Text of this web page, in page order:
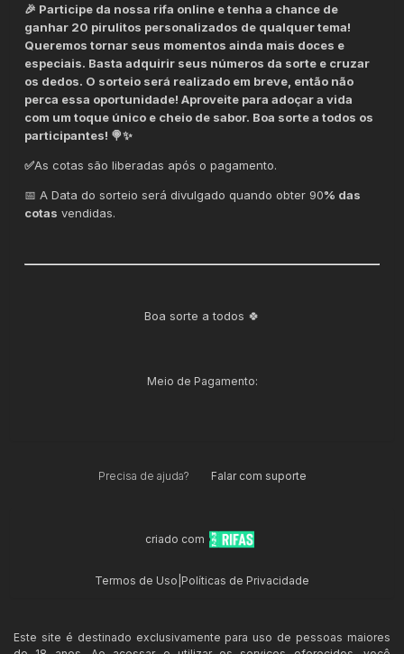
🎉 Participe da nossa rifa online e tenha a chance de
ganhar 20 pirulitos personalizados de qualquer tema!
Queremos tornar seus momentos ainda mais doces e
especiais. Basta adquirir seus números da sorte e cruzar
os dedos. O sorteio será realizado em breve, então não
perca essa oportunidade! Aproveite para adoçar a vida
com um toque único e cheio de sabor. Boa sorte a todos os
participantes! 🍭✨
✅As cotas são liberadas após o pagamento.
📅 A Data do sorteio será divulgado quando obter 90% das
cotas vendidas.
Boa sorte a todos 🍀
Meio de Pagamento:
Precisa de ajuda? Falar com suporte
criado com
Termos de Uso Políticas de Privacidade
Este site é destinado exclusivamente para uso de pessoas maiores